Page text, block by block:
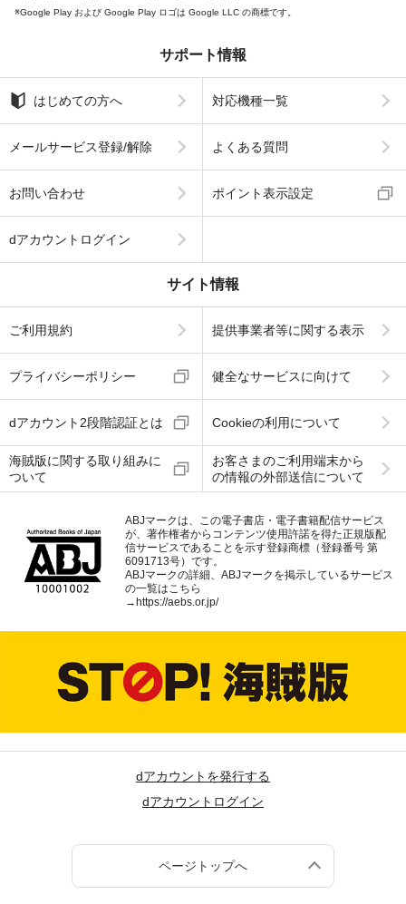
Google Play および Google Play ロゴは Google LLC の商標です。
サポート情報
はじめての方へ 対応機種一覧
メールサービス登録/解除 よくある質問
お問い合わせ ポイント表示設定
dアカウントログイン
サイト情報
ご利用規約 提供事業者等に関する表示
プライバシーポリシー 健全なサービスに向けて
dアカウント2段階認証とは Cookieの利用について
海賊版に関する取り組みに
ついて
お客さまのご利用端末から
の情報の外部送信について
ABJマークは、この電子書店・電子書籍配信サービス
が、著作権者からコンテンツ使用許諾を得た正規版配
信サービスであることを示す登録商標（登録番号 第
6091713号）です。
ABJマークの詳細、ABJマークを掲示しているサービス
の一覧はこちら
→https://aebs.or.jp/
dアカウントを発行する
dアカウントログイン
ページトップへ